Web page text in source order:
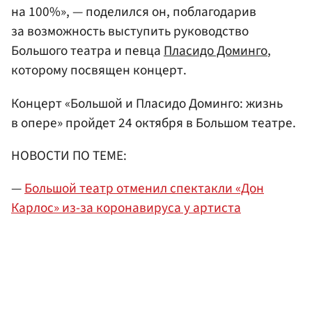
на 100%», — поделился он, поблагодарив
за возможность выступить руководство
Большого театра и певцаПласидо Доминго,
которому посвящен концерт.
Концерт «Большой и Пласидо Доминго: жизнь
в опере» пройдет 24 октября в Большом театре.
НОВОСТИ ПО ТЕМЕ:
—Большой театр отменил спектакли «Дон
Карлос» из-за коронавируса у артиста